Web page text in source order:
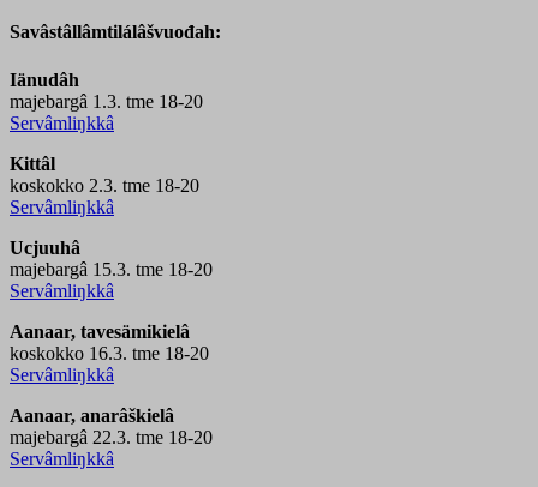
Savâstâllâmtilálâšvuođah:
Iänudâh
majebargâ 1.3. tme 18-20
Servâmliŋkkâ
Kittâl
koskokko 2.3. tme 18-20
Servâmliŋkkâ
Ucjuuhâ
majebargâ 15.3. tme 18-20
Servâmliŋkkâ
Aanaar, tavesämikielâ
koskokko 16.3. tme 18-20
Servâmliŋkkâ
Aanaar, anarâškielâ
majebargâ 22.3. tme 18-20
Servâmliŋkkâ